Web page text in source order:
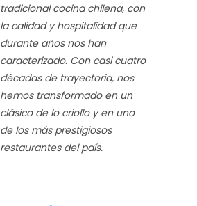
tradicional cocina chilena, con
la calidad y hospitalidad que
durante años nos han
caracterizado. Con casi cuatro
décadas de trayectoria, nos
hemos transformado en un
clásico de lo criollo y en uno
de los más prestigiosos
restaurantes del país.